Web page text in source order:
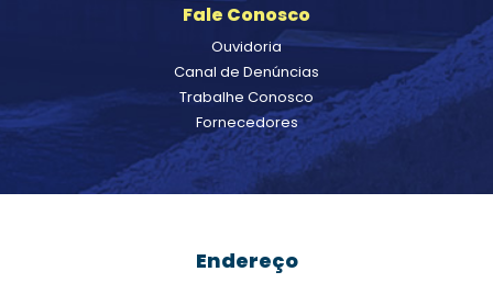
Fale Conosco
Ouvidoria
Canal de Denúncias
Trabalhe Conosco
Fornecedores
Endereço